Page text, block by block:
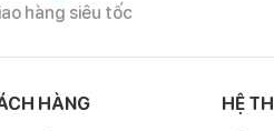
hàng siêu tốc
HÀNG HỆ